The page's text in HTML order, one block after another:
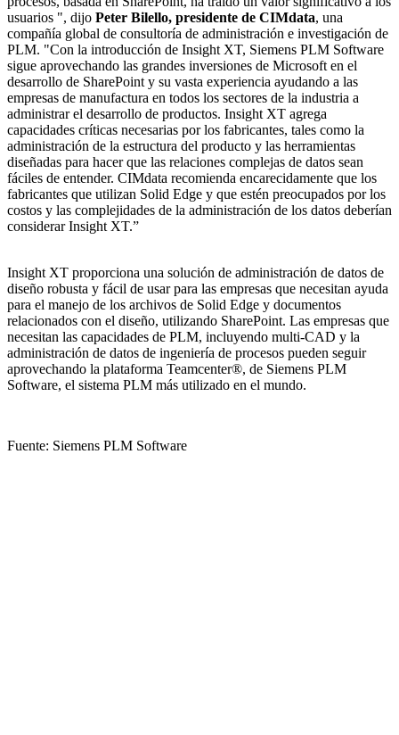
usuarios ", dijo Peter Bilello, presidente de CIMdata, una
compañía global de consultoría de administración e investigación de
PLM. "Con la introducción de Insight XT, Siemens PLM Software
sigue aprovechando las grandes inversiones de Microsoft en el
desarrollo de SharePoint y su vasta experiencia ayudando a las
empresas de manufactura en todos los sectores de la industria a
administrar el desarrollo de productos. Insight XT agrega
capacidades críticas necesarias por los fabricantes, tales como la
administración de la estructura del producto y las herramientas
diseñadas para hacer que las relaciones complejas de datos sean
fáciles de entender. CIMdata recomienda encarecidamente que los
fabricantes que utilizan Solid Edge y que estén preocupados por los
costos y las complejidades de la administración de los datos deberían
considerar Insight XT.”
Insight XT proporciona una solución de administración de datos de
diseño robusta y fácil de usar para las empresas que necesitan ayuda
para el manejo de los archivos de Solid Edge y documentos
relacionados con el diseño, utilizando SharePoint. Las empresas que
necesitan las capacidades de PLM, incluyendo multi-CAD y la
administración de datos de ingeniería de procesos pueden seguir
aprovechando la plataforma Teamcenter®, de Siemens PLM
Software, el sistema PLM más utilizado en el mundo.
Fuente: Siemens PLM Software